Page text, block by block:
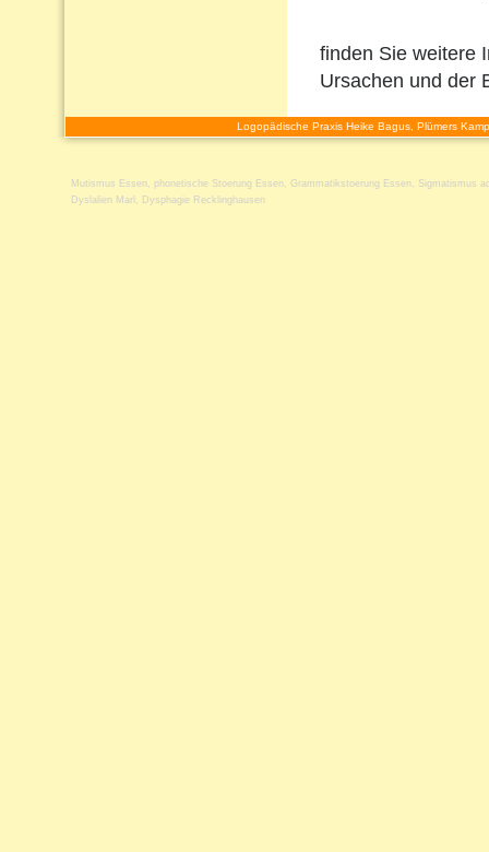
finden Sie weitere
Ursachen und der
Logopädische Praxis Heike Bagus, Plümers
Mutismus Essen , phonetische Stoerung Essen , Grammatikstoerung Essen , Sigmatismus
Dyslalien Marl , Dysphagie Recklinghausen